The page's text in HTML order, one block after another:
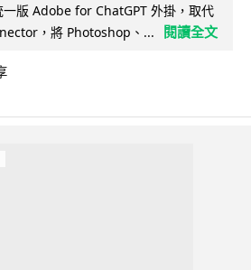
版 Adobe for ChatGPT 外掛，取代
，將 Photoshop、...
閱讀全文